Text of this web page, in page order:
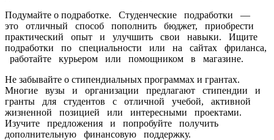
Подумайте о подработке. Студенческие подработки —
это отличный способ пополнить бюджет, приобрести
практический опыт и улучшить свои навыки. Ищите
подработки по специальности или на сайтах фриланса,
работайте курьером или помощником в магазине.
Не забывайте о стипендиальных программах и грантах.
Многие вузы и организации предлагают стипендии и
гранты для студентов с отличной учебой, активной
жизненной позицией или интересными проектами.
Изучите предложения и попробуйте получить
дополнительную финансовую поддержку.